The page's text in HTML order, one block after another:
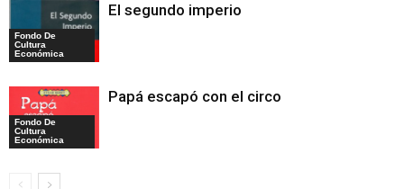
Fondo De
Cultura
Económica
El segundo imperio
Fondo De
Cultura
Económica
Papá escapó con el circo